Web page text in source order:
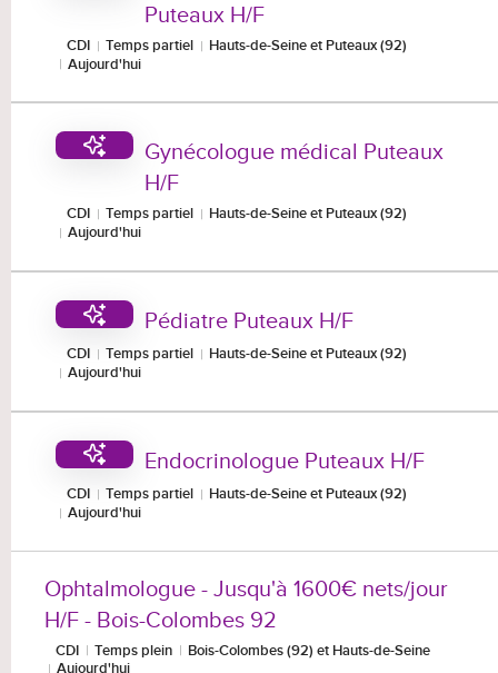
Puteaux H/F
CDI Temps partiel
Hauts-de-Seine et Puteaux (92)
Aujourd'hui
Gynécologue médical Puteaux
H/F
CDI Temps partiel
Hauts-de-Seine et Puteaux (92)
Aujourd'hui
Pédiatre Puteaux H/F
CDI Temps partiel
Hauts-de-Seine et Puteaux (92)
Aujourd'hui
Endocrinologue Puteaux H/F
CDI Temps partiel
Hauts-de-Seine et Puteaux (92)
Aujourd'hui
Ophtalmologue - Jusqu'à 1600€ nets/jour
H/F - Bois-Colombes 92
CDI Temps plein
Bois-Colombes (92) et Hauts-de-Seine
Aujourd'hui